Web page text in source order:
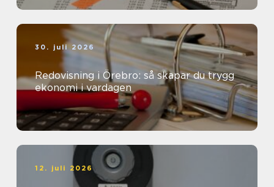
30. juli 2026
Redovisning i Örebro: så skapar du trygg
ekonomi i vardagen
12. juli 2026